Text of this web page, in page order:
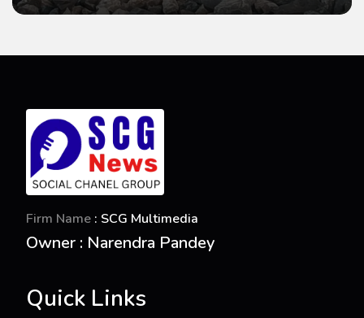
Firm Name : SCG Multimedia
Owner : Narendra Pandey
Quick Links